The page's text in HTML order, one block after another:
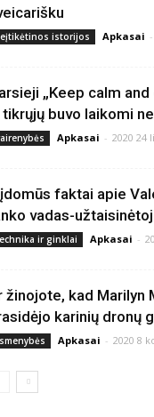
istorijos Apkasai -
„Keep calm
tikrųjų buvo laikomi
Apkasai - 2020 24
faktai apie
vadas-
ir ginklai Apkasai -
žinojote, kad Marilyn
karinių dronų
Apkasai - 2020 8